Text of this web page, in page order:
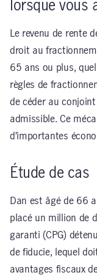
lorsque vous
Le revenu de rente
droit au
65 ans ou plus,
règles de
de céder au conjoint
admissible. Ce
d’importantes
Étude de cas
Dan est âgé de 66
placé un million de
garanti (CPG)
de fiducie, lequel
avantages fiscaux